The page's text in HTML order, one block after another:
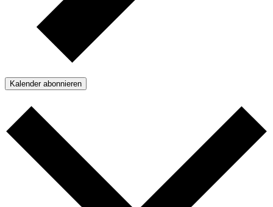
Kalender abonnieren